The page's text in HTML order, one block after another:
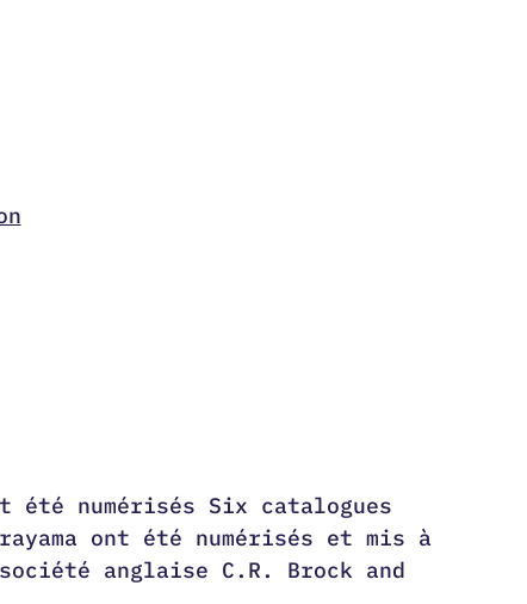
numérisés Six catalogues
ont été numérisés et mis à
anglaise C.R. Brock and